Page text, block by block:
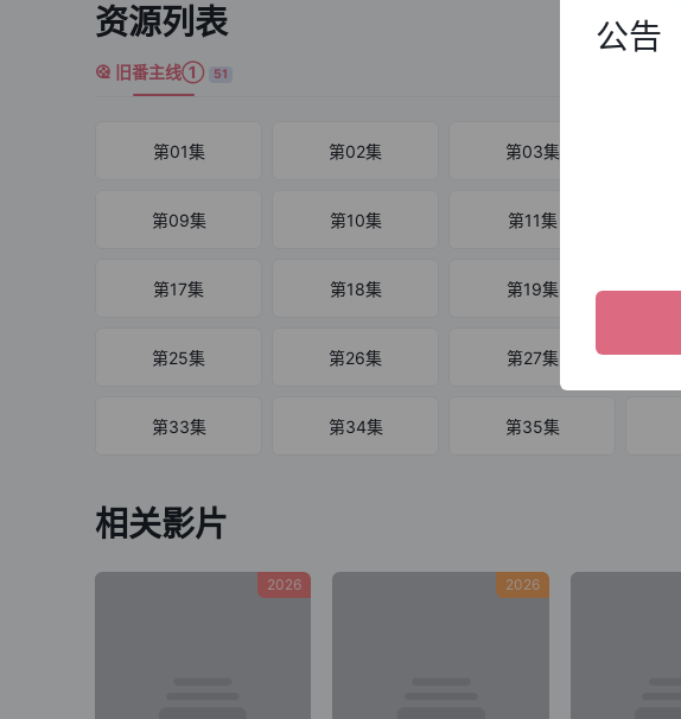
资源列表
旧番主线① 51
第01集 第02集 第03集
第09集 第10集 第11集
第17集 第18集 第19集
第25集 第26集 第27集
第33集 第34集 第35集
相关影片
2026 2026
公告